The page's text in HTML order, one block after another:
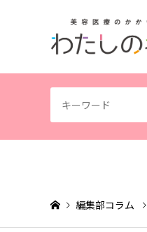
編集部コラム